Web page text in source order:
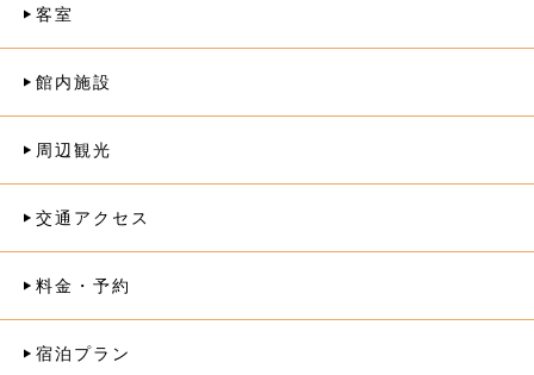
客室
館内施設
周辺観光
交通アクセス
料金・予約
宿泊プラン